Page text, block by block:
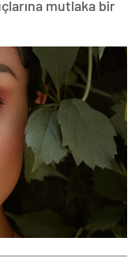
mutlaka bir